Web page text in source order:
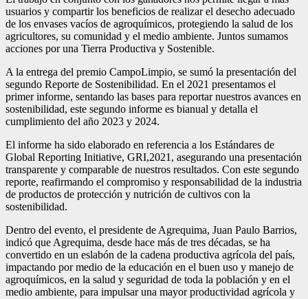
usuarios y compartir los beneficios de realizar el desecho adecuado
de los envases vacíos de agroquímicos, protegiendo la salud de los
agricultores, su comunidad y el medio ambiente. Juntos sumamos
acciones por una Tierra Productiva y Sostenible.
A la entrega del premio CampoLimpio, se sumó la presentación del
segundo Reporte de Sostenibilidad. En el 2021 presentamos el
primer informe, sentando las bases para reportar nuestros avances en
sostenibilidad, este segundo informe es bianual y detalla el
cumplimiento del año 2023 y 2024.
El informe ha sido elaborado en referencia a los Estándares de
Global Reporting Initiative, GRI,2021, asegurando una presentación
transparente y comparable de nuestros resultados. Con este segundo
reporte, reafirmando el compromiso y responsabilidad de la industria
de productos de protección y nutrición de cultivos con la
sostenibilidad.
Dentro del evento, el presidente de Agrequima, Juan Paulo Barrios,
indicó que Agrequima, desde hace más de tres décadas, se ha
convertido en un eslabón de la cadena productiva agrícola del país,
impactando por medio de la educación en el buen uso y manejo de
agroquímicos, en la salud y seguridad de toda la población y en el
medio ambiente, para impulsar una mayor productividad agrícola y